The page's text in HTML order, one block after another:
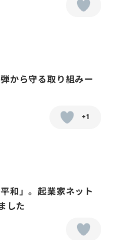
から守る取り組みー
+1
和」。起業家ネット
した